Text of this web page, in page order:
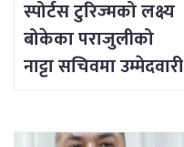
स्पोर्टस टुरिज्मको लक्ष्य
बोकेका पराजुलीको
नाट्टा सचिवमा उम्मेदवारी